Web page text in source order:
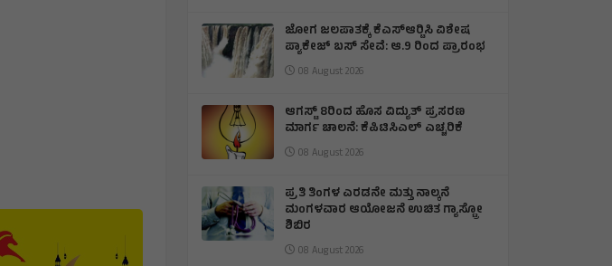
ಜೋಗ ಜಲಪಾತಕ್ಕೆ ಕೆಎಸ್‍ಆರ್‍ಟಿಸಿ ವಿಶೇಷ
ಪ್ಯಾಕೇಜ್ ಬಸ್ ಸೇವೆ: ಆ.9 ರಿಂದ ಪ್ರಾರಂಭ
08 August 2026
ಆಗಸ್ಟ್ 8ರಿಂದ ಹೊಸ ವಿದ್ಯುತ್ ಪ್ರಸರಣ
ಮಾರ್ಗ ಚಾಲನೆ: ಕೆಪಿಟಿಸಿಎಲ್ ಎಚ್ಚರಿಕೆ
08 August 2026
ಪ್ರತಿ ತಿಂಗಳ ಎರಡನೇ ಮತ್ತು ನಾಲ್ಕನೆ
ಮಂಗಳವಾರ ಆಯೋಜನೆ ಉಚಿತ ಗ್ಯಾಸ್ಟ್ರೋ
ಶಿಬಿರ
08 August 2026